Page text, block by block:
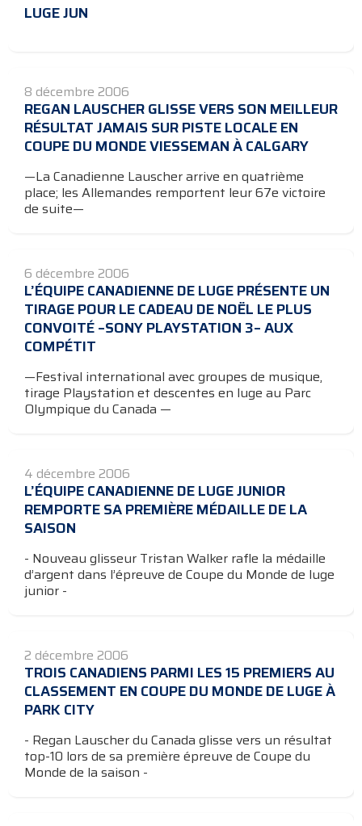
LUGE JUN
8 décembre 2006
REGAN LAUSCHER GLISSE VERS SON MEILLEUR
RÉSULTAT JAMAIS SUR PISTE LOCALE EN
COUPE DU MONDE VIESSEMAN À CALGARY
—La Canadienne Lauscher arrive en quatrième
place; les Allemandes remportent leur 67e victoire
de suite—
6 décembre 2006
L’ÉQUIPE CANADIENNE DE LUGE PRÉSENTE UN
TIRAGE POUR LE CADEAU DE NOËL LE PLUS
CONVOITÉ –SONY PLAYSTATION 3– AUX
COMPÉTIT
—Festival international avec groupes de musique,
tirage Playstation et descentes en luge au Parc
Olympique du Canada —
4 décembre 2006
L’ÉQUIPE CANADIENNE DE LUGE JUNIOR
REMPORTE SA PREMIÈRE MÉDAILLE DE LA
SAISON
- Nouveau glisseur Tristan Walker rafle la médaille
d’argent dans l’épreuve de Coupe du Monde de luge
junior -
2 décembre 2006
TROIS CANADIENS PARMI LES 15 PREMIERS AU
CLASSEMENT EN COUPE DU MONDE DE LUGE À
PARK CITY
- Regan Lauscher du Canada glisse vers un résultat
top-10 lors de sa première épreuve de Coupe du
Monde de la saison -